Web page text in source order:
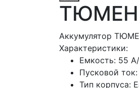
Аккумулятор
Характеристики:
Емкость: 55
Пусковой ток:
Тип корпуса: